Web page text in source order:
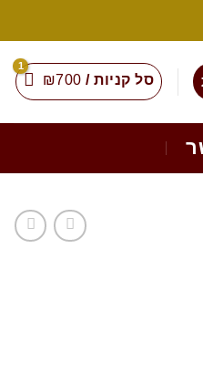
סל קניות / ₪700